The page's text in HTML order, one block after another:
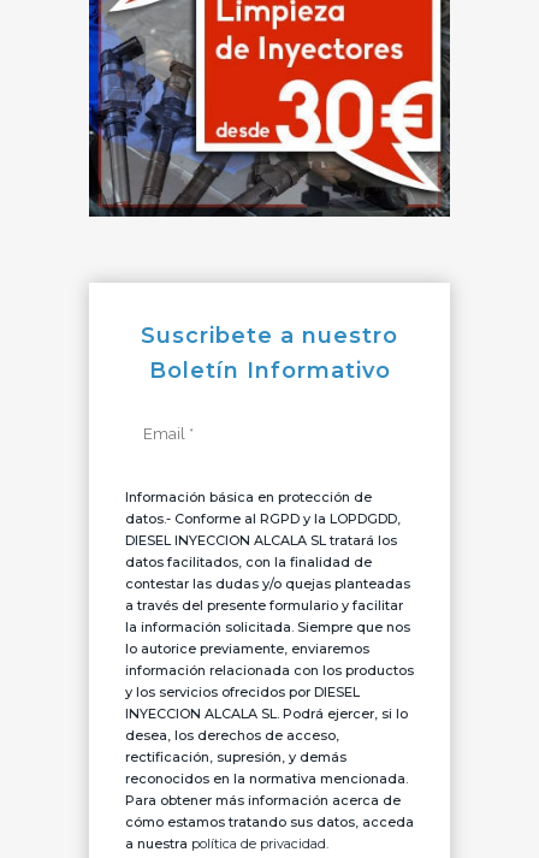
Suscribete a nuestro
Boletín Informativo
Información básica en protección de
datos.- Conforme al RGPD y la LOPDGDD,
DIESEL INYECCION ALCALA SL tratará los
datos facilitados, con la finalidad de
contestar las dudas y/o quejas planteadas
a través del presente formulario y facilitar
la información solicitada. Siempre que nos
lo autorice previamente, enviaremos
información relacionada con los productos
y los servicios ofrecidos por DIESEL
INYECCION ALCALA SL. Podrá ejercer, si lo
desea, los derechos de acceso,
rectificación, supresión, y demás
reconocidos en la normativa mencionada.
Para obtener más información acerca de
cómo estamos tratando sus datos, acceda
a nuestra política de privacidad.